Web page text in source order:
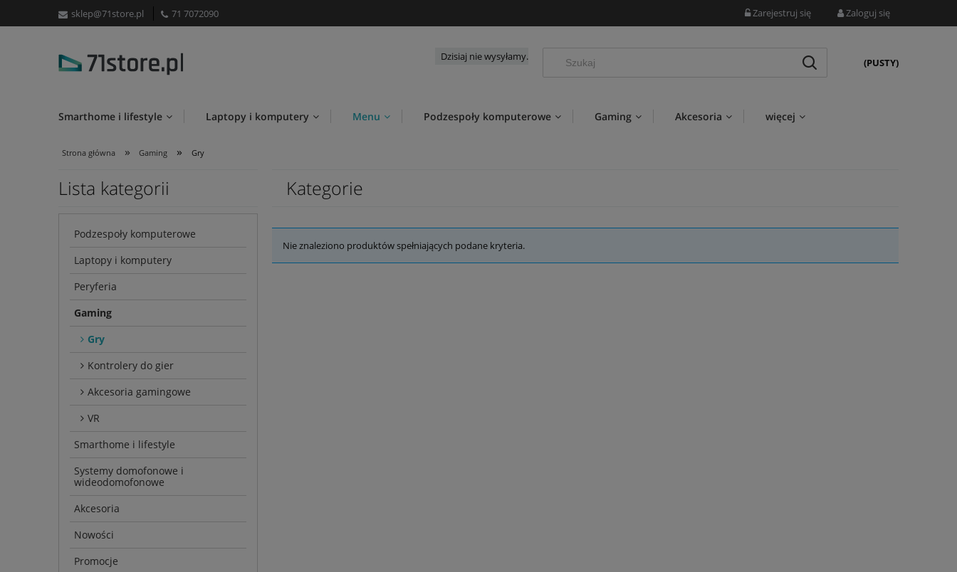
sklep@71store.pl 71 7072090 Zarejestruj się Zaloguj się
(PUSTY)
Dzisiaj nie wysyłamy.
Smarthome i lifestyle Laptopy i komputery Menu Podzespoły komputerowe Gaming Akcesoria więcej
Strona główna » Gaming » Gry
Lista kategorii
Podzespoły komputerowe
Laptopy i komputery
Peryferia
Gaming
Gry
Kontrolery do gier
Akcesoria gamingowe
VR
Smarthome i lifestyle
Systemy domofonowe i
wideodomofonowe
Akcesoria
Nowości
Promocje
Kategorie
Nie znaleziono produktów spełniających podane kryteria.